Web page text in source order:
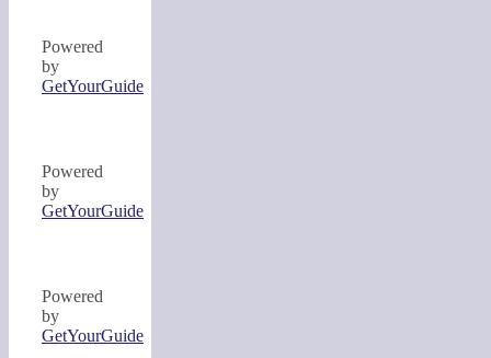
Powered
by
GetYourGuide
Powered
by
GetYourGuide
Powered
by
GetYourGuide